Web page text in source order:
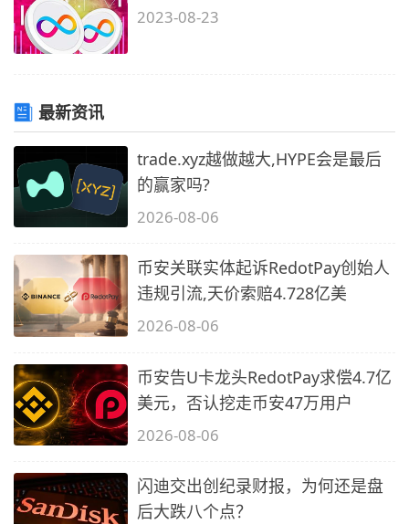
2023-08-23
最新资讯
trade.xyz越做越大,HYPE会是最后
的赢家吗?
2026-08-06
币安关联实体起诉RedotPay创始人
违规引流,天价索赔4.728亿美
2026-08-06
币安告U卡龙头RedotPay求偿4.7亿
美元，否认挖走币安47万用户
2026-08-06
闪迪交出创纪录财报，为何还是盘
后大跌八个点？